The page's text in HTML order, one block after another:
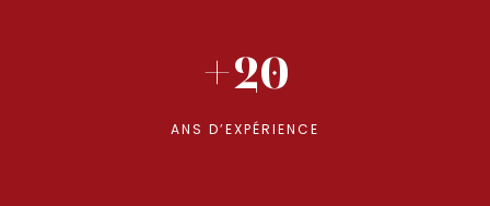
+20
ANS D’EXPÉRIENCE